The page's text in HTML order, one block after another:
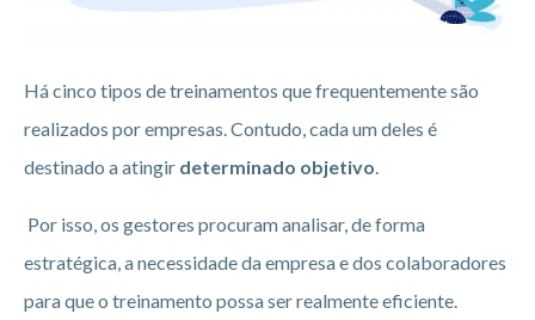
Há cinco tipos de treinamentos que frequentemente são
realizados por empresas. Contudo, cada um deles é
destinado a atingir determinado objetivo.
Por isso, os gestores procuram analisar, de forma
estratégica, a necessidade da empresa e dos colaboradores
para que o treinamento possa ser realmente eficiente.